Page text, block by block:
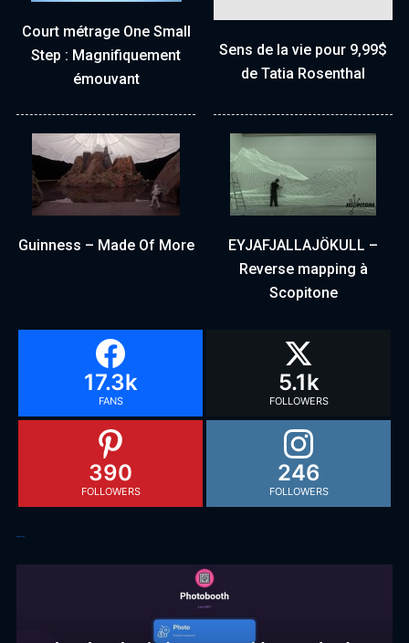
Court métrage One Small
Step : Magnifiquement
émouvant
Sens de la vie pour 9,99$
de Tatia Rosenthal
Guinness – Made Of More
EYJAFJALLAJÖKULL –
Reverse mapping à
Scopitone
17.3k
FANS
5.1k
FOLLOWERS
390
FOLLOWERS
246
FOLLOWERS